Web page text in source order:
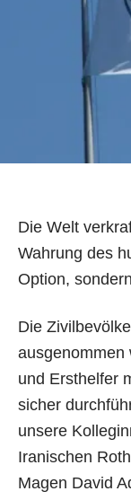
Die Welt
Wahrung des
Option,
Die
ausgenommen
und Ersthelfer
sicher
unsere
Iranischen
Magen David